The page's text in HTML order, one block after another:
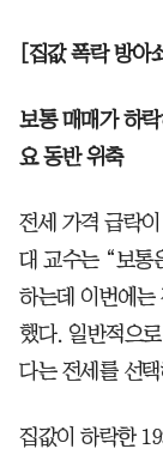
[집값 폭락 방아
보통 매매가 하
요 동반 위축
전세 가격 급락
대 교수는 “보통
하는데 이번에는
했다. 일반적으
다는 전세를 선
집값이 하락한